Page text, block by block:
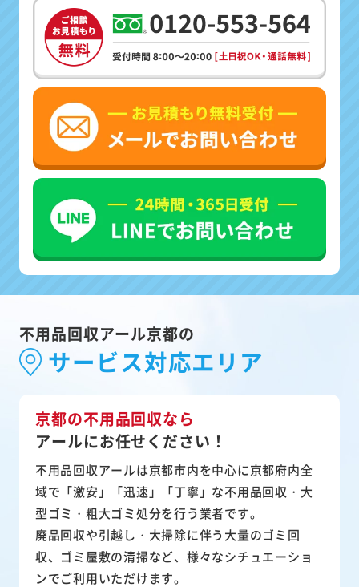
不用品回収アール京都の
サービス対応エリア
京都の不用品回収なら
アールにお任せください！
不用品回収アールは京都市内を中心に京都府内全
域で「激安」「迅速」「丁寧」な不用品回収・大
型ゴミ・粗大ゴミ処分を行う業者です。
廃品回収や引越し・大掃除に伴う大量のゴミ回
収、ゴミ屋敷の清掃など、様々なシチュエーショ
ンでご利用いただけます。